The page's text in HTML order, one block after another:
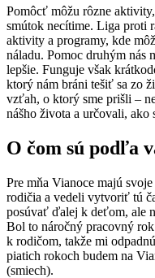
Pomôcť môžu rôzne
smútok necítime. Liga proti
aktivity a programy, kde
náladu. Pomoc druhým nás
lepšie. Funguje však
ktorý nám bráni tešiť sa zo
vzťah, o ktorý sme prišli –
nášho života a určovali, ako
O čom sú podľa v
Pre mňa Vianoce majú
rodičia a vedeli vytvoriť tú
posúvať ďalej k deťom, ale
Bol to náročný pracovný
k rodičom, takže mi
piatich rokoch budem na
(smiech).